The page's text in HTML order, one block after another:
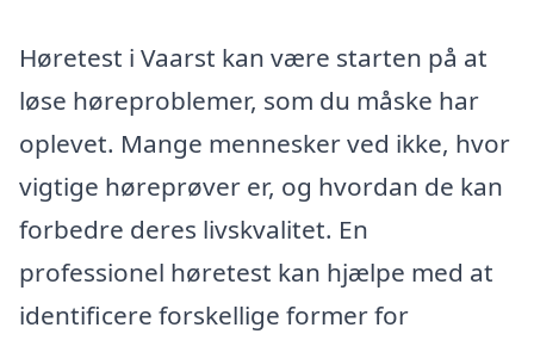
Høretest i Vaarst kan være starten på at
løse høreproblemer, som du måske har
oplevet. Mange mennesker ved ikke, hvor
vigtige høreprøver er, og hvordan de kan
forbedre deres livskvalitet. En
professionel høretest kan hjælpe med at
identificere forskellige former for